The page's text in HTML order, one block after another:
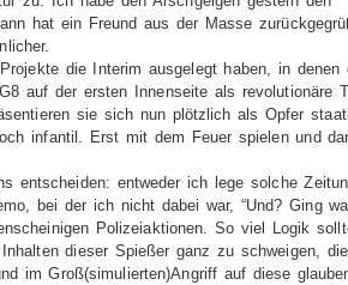
hat ein Freund aus der Masse
die Interim ausgelegt haben, in denen
auf der ersten Innenseite als revolutionäre
sie sich nun plötzlich als Opfer
infantil. Erst mit dem Feuer spielen und
entscheiden: entweder ich lege solche
bei der ich nicht dabei war, “Und? Ging
Polizeiaktionen. So viel Logik
dieser Spießer ganz zu schweigen, die
im Groß(simulierten)Angriff auf diese